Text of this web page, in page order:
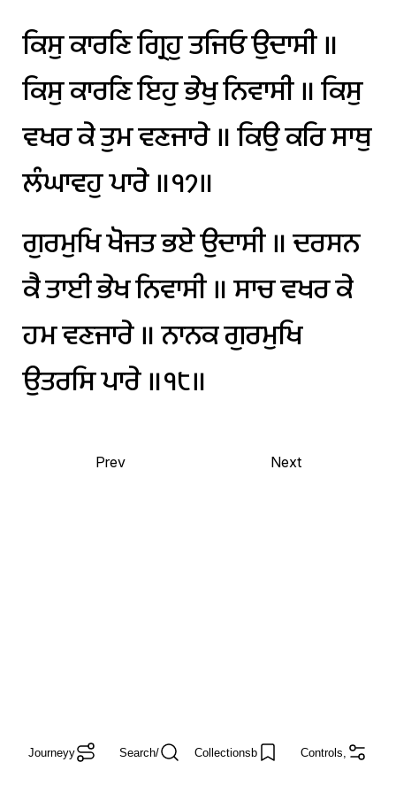
ਕਿਸੁਕਾਰਣਿਗ੍ਰਿਹੁਤਜਿਓਉਦਾਸੀ॥
ਕਿਸੁਕਾਰਣਿਇਹੁਭੇਖੁਨਿਵਾਸੀ॥ਕਿਸੁ
ਵਖਰਕੇਤੁਮਵਣਜਾਰੇ॥ਕਿਉਕਰਿਸਾਥੁ
ਲੰਘਾਵਹੁਪਾਰੇ॥੧੭॥
ਗੁਰਮੁਖਿਖੋਜਤਭਏਉਦਾਸੀ॥ਦਰਸਨ
ਕੈਤਾਈਭੇਖਨਿਵਾਸੀ॥ਸਾਚਵਖਰਕੇ
ਹਮਵਣਜਾਰੇ॥ਨਾਨਕਗੁਰਮੁਖਿ
ਉਤਰਸਿਪਾਰੇ॥੧੮॥
Prev Next
Journeyy Search/ Collectionsb Controls